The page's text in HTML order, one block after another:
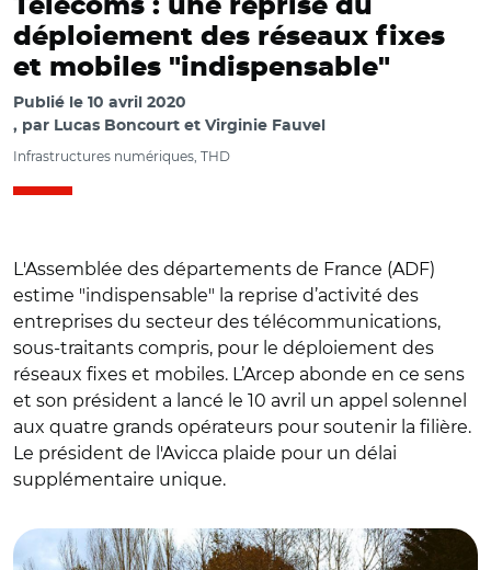
Télécoms : une reprise du
déploiement des réseaux fixes
et mobiles "indispensable"
Publié le 10 avril 2020
par Lucas Boncourt et Virginie Fauvel
Infrastructures numériques, THD
L'Assemblée des départements de France (ADF)
estime "indispensable" la reprise d’activité des
entreprises du secteur des télécommunications,
sous-traitants compris, pour le déploiement des
réseaux fixes et mobiles. L’Arcep abonde en ce sens
et son président a lancé le 10 avril un appel solennel
aux quatre grands opérateurs pour soutenir la filière.
Le président de l'Avicca plaide pour un délai
supplémentaire unique.